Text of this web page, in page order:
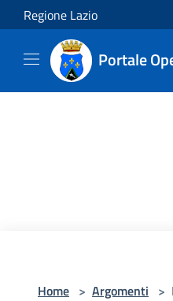
Salta al contenuto principale
Regione Lazio
Portale
Home > Argomenti >